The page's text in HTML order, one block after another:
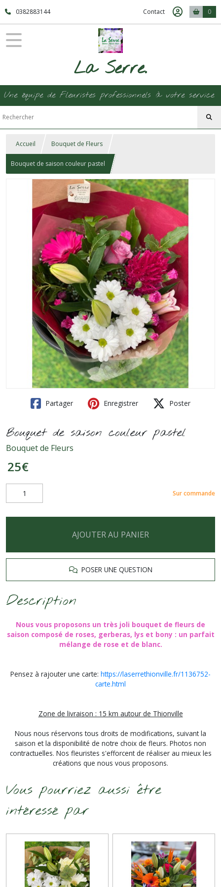
0382883144 Contact 0
La Serre.
Une équipe de Fleuristes professionnels à votre service
Accueil Bouquet de Fleurs
Bouquet de saison couleur pastel
Partager Enregistrer Poster
Bouquet de saison couleur pastel
Bouquet de Fleurs
25€
Sur commande
AJOUTER AU PANIER
POSER UNE QUESTION
Description
Nous vous proposons un très joli bouquet de fleurs de
saison composé de roses, gerberas, lys et bony : un parfait
mélange de rose et de blanc.
Pensez à rajouter une carte: https://laserrethionville.fr/1136752-
carte.html
Zone de livraison : 15 km autour de Thionville
Nous nous réservons tous droits de modifications, suivant la
saison et la disponibilité de notre choix de fleurs. Photos non
contractuelles. Nos fleuristes s'efforcent de réaliser au mieux les
créations que nous vous proposons.
Vous pourriez aussi être
intéressé par